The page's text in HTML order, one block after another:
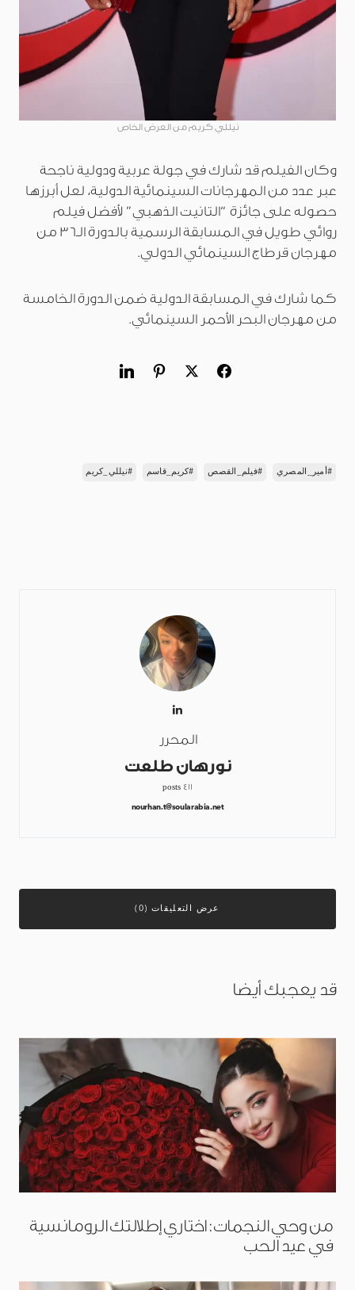
نيللي كريم من العرض الخاص
وكان الفيلم قد شارك في جولة عربية ودولية ناجحة
عبر عدد من المهرجانات السينمائية الدولية، لعل أبرزها
حصوله على جائزة “التانيت الذهبي” لأفضل فيلم
روائي طويل في المسابقة الرسمية بالدورة الـ36 من
مهرجان قرطاج السينمائي الدولي.
كما شارك في المسابقة الدولية ضمن الدورة الخامسة
من مهرجان البحر الأحمر السينمائي.
#أمير_المصري #فيلم_القصص #كريم_قاسم #نيللي_كريم
المحرر
نورهان طلعت
411 posts
nourhan.t@soularabia.net
عرض التعليقات (0)
قد يعجبك أيضا
من وحي النجمات: اختاري إطلالتك الرومانسية
في عيد الحب